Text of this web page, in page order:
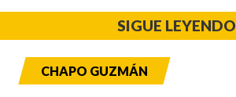
SIGUE LEYENDO
CHAPO GUZMÁN